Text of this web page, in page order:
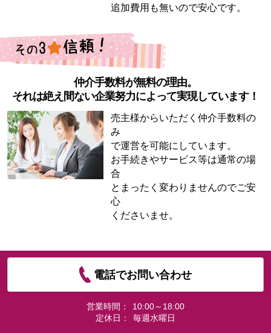
追加費用も無いので安心です。
仲介手数料が無料の理由。
それは絶え間ない企業努力によって実現しています！
売主様からいただく仲介手数料の
み
で運営を可能にしています。
お手続きやサービス等は通常の場
合
とまったく変わりませんのでご安
心
くださいませ。
電話でお問い合わせ
営業時間：
10:00～18:00
定休日：
毎週水曜日